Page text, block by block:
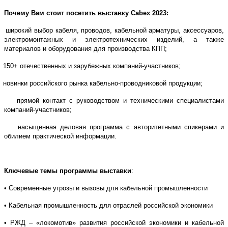
Почему Вам стоит посетить выставку Cabex 2023:
широкий выбор кабеля, проводов, кабельной арматуры, аксессуаров,
электромонтажных и электротехнических изделий, а также
материалов и оборудования для производства КПП;
150+ отечественных и зарубежных компаний-участников;
новинки российского рынка кабельно-проводниковой продукции;
прямой контакт с руководством и техническими специалистами
компаний-участников;
насыщенная деловая программа с авторитетными спикерами и
обилием практической информации.
Ключевые темы программы выставки:
• Современные угрозы и вызовы для кабельной промышленности
• Кабельная промышленность для отраслей российской экономики
• РЖД – «локомотив» развития российской экономики и кабельной